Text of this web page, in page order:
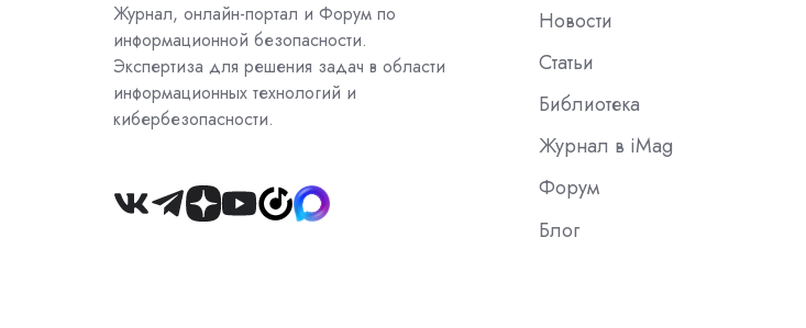
Журнал, онлайн-портал и Форум по
информационной безопасности.
Экспертиза для решения задач в области
информационных технологий и
кибербезопасности.
Join
Новости
Статьи
Библиотека
Журнал в iMag
Форум
Блог